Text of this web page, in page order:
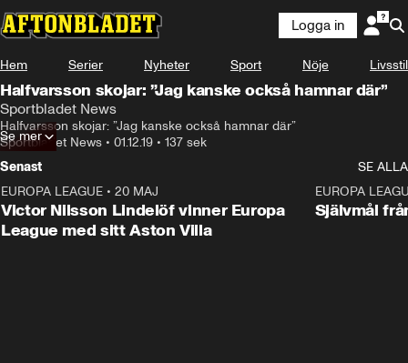
Logga in
Hem Serier Nyheter Sport Nöje Livsstil
Halfvarsson skojar: ”Jag kanske också hamnar där”
Sportbladet News
Halfvarsson skojar: ”Jag kanske också hamnar där”
Sportbladet News • 01.12.19 • 137 sek
Se mer
Senast
SE ALLA
EUROPA LEAGUE • 20 MAJ
Victor Nilsson Lindelöf vinner Europa
League med sitt Aston Villa
EUROPA
Självmål